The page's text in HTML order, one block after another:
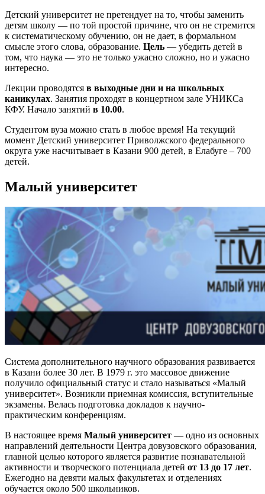
Детский университет не претендует на то, чтобы заменить
детям школу — по той простой причине, что он не стремится
к систематическому обучению, он не дает, в формальном
смысле этого слова, образование. Цель — убедить детей в
том, что наука — это не только ужасно сложно, но и ужасно
интересно.
Лекции проводятся в выходные дни и на школьных
каникулах. Занятия проходят в концертном зале УНИКСа
КФУ. Начало занятий в 10.00.
Студентом вуза можно стать в любое время! На текущий
момент Детский университет Приволжского федерального
округа уже насчитывает в Казани 900 детей, в Елабуге – 700
детей.
Малый университет
Система дополнительного научного образования развивается
в Казани более 30 лет. В 1979 г. это массовое движение
получило официальный статус и стало называться «Малый
университет». Возникли приемная комиссия, вступительные
экзамены. Велась подготовка докладов к научно-
практическим конференциям.
В настоящее время Малый университет — одно из основных
направлений деятельности Центра довузовского образования,
главной целью которого является развитие познавательной
активности и творческого потенциала детей от 13 до 17 лет.
Ежегодно на девяти малых факультетах и отделениях
обучается около 500 школьников.